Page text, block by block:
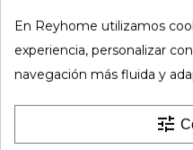
En Reyhome utilizamos
experiencia, personalizar
navegación más fluida y
tune